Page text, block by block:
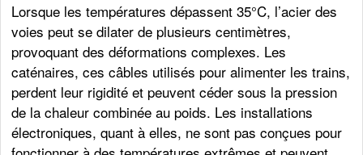
Lorsque les températures dépassent 35°C, l’acier des
voies peut se dilater de plusieurs centimètres,
provoquant des déformations complexes. Les
caténaires, ces câbles utilisés pour alimenter les trains,
perdent leur rigidité et peuvent céder sous la pression
de la chaleur combinée au poids. Les installations
électroniques, quant à elles, ne sont pas conçues pour